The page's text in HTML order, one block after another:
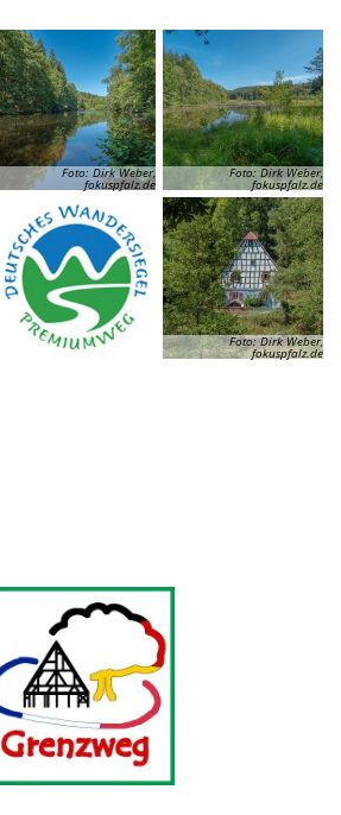
Foto: Dirk Weber,
fokuspfalz.de
Foto: Dirk Weber,
fokuspfalz.de
Foto: Dirk Weber,
fokuspfalz.de